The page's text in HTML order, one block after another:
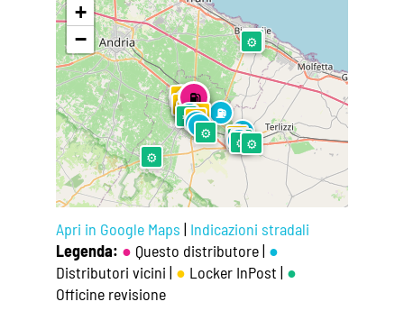
⛽
⛽
⛽⛽
⛽
⛽
⛽
⛽
⛽
⛽
⛽
⛽
⛽
⛽⛽
⛽
P
P
P
PP
P
P
P
P
P
⚙
⚙
⚙
⚙
⚙
⚙
⚙
⚙
⚙
⚙
+
−
Apri in Google Maps | Indicazioni stradali
Legenda: ● Questo distributore | ●
Distributori vicini | ● Locker InPost | ●
Officine revisione